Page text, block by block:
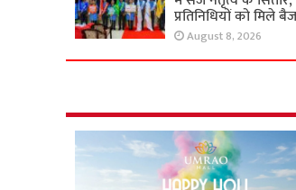
प्रतिनिधियों को मिले बैज
August 8, 2026